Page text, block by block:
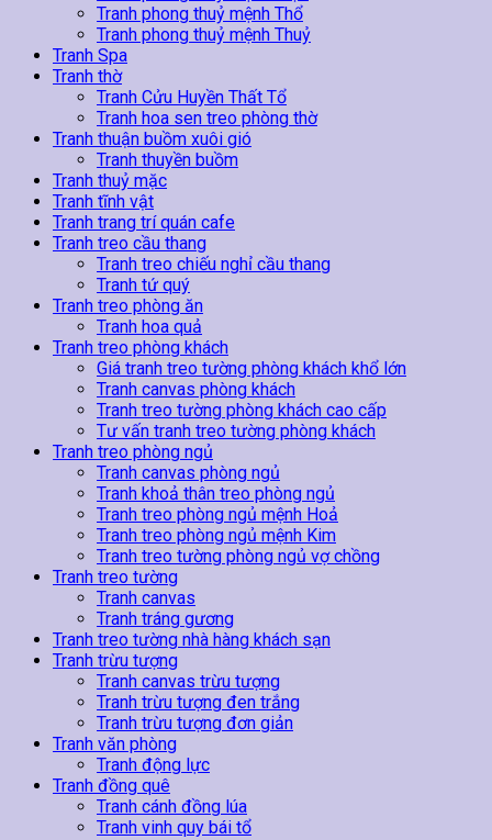
Tranh phong thuỷ mệnh Thổ
Tranh phong thuỷ mệnh Thuỷ
Tranh Spa
Tranh thờ
Tranh Cửu Huyền Thất Tổ
Tranh hoa sen treo phòng thờ
Tranh thuận buồm xuôi gió
Tranh thuyền buồm
Tranh thuỷ mặc
Tranh tĩnh vật
Tranh trang trí quán cafe
Tranh treo cầu thang
Tranh treo chiếu nghỉ cầu thang
Tranh tứ quý
Tranh treo phòng ăn
Tranh hoa quả
Tranh treo phòng khách
Giá tranh treo tường phòng khách khổ lớn
Tranh canvas phòng khách
Tranh treo tường phòng khách cao cấp
Tư vấn tranh treo tường phòng khách
Tranh treo phòng ngủ
Tranh canvas phòng ngủ
Tranh khoả thân treo phòng ngủ
Tranh treo phòng ngủ mệnh Hoả
Tranh treo phòng ngủ mệnh Kim
Tranh treo tường phòng ngủ vợ chồng
Tranh treo tường
Tranh canvas
Tranh tráng gương
Tranh treo tường nhà hàng khách sạn
Tranh trừu tượng
Tranh canvas trừu tượng
Tranh trừu tượng đen trắng
Tranh trừu tượng đơn giản
Tranh văn phòng
Tranh động lực
Tranh đồng quê
Tranh cánh đồng lúa
Tranh vinh quy bái tổ